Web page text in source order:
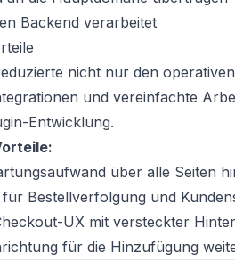
Backend verarbeitet
nicht nur den
und vereinfachte
Entwicklung.
über alle Seiten
für Bestellverfolgung und
UX mit versteckter
für die Hinzufügung